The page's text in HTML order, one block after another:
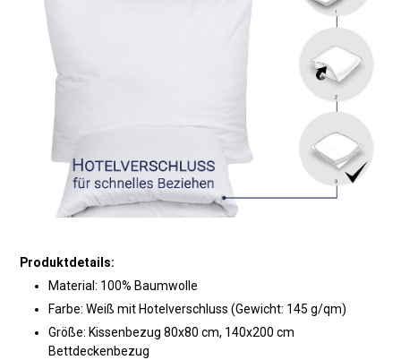
Produktdetails:
Material: 100% Baumwolle
Farbe: Weiß mit Hotelverschluss (Gewicht: 145 g/qm)
Größe: Kissenbezug 80x80 cm, 140x200 cm
Bettdeckenbezug